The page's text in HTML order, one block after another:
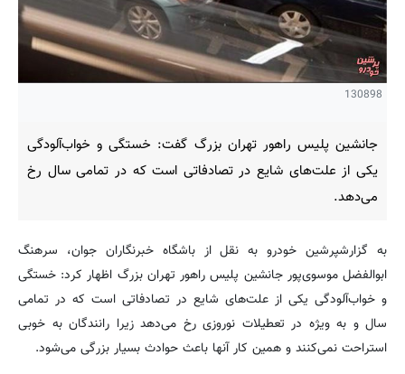
130898
جانشین پلیس راهور تهران بزرگ گفت: خستگی و خواب‌آلودگی
یکی از علت‌های شایع در تصادفاتی است که در تمامی سال رخ
می‌دهد.
به گزارشپرشین خودرو به نقل از باشگاه خبرنگاران جوان، سرهنگ
ابوالفضل موسوی‌پور جانشین پلیس راهور تهران بزرگ اظهار کرد: خستگی
و خواب‌آلودگی یکی از علت‌های شایع در تصادفاتی است که در تمامی
سال و به‌ ویژه در تعطیلات نوروزی رخ می‌دهد زیرا رانندگان به خوبی
استراحت نمی‌کنند و همین کار آنها باعث حوادث بسیار بزرگی‌ می‌شود.